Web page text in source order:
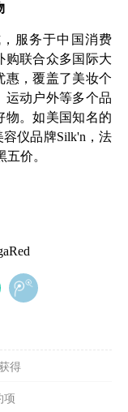
服务于中国消费
购联合众多国际大
惠，覆盖了美妆个
运动户外等多个品
物。如美国知名的
容仪品牌Silk'n，法
价。
得
项